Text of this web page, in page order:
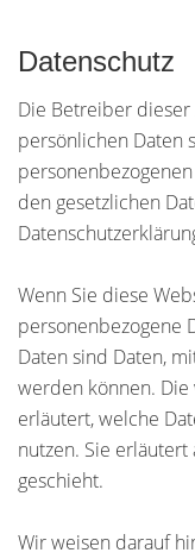
Datenschutz
Die Betreiber
persönlichen Daten
den gesetzlichen
Wenn Sie diese
personenbezogene
Daten sind Daten,
werden können.
erläutert, welche
nutzen. Sie
geschieht.
Wir weisen darauf